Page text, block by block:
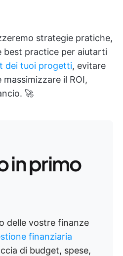
strategie pratiche,
best practice per aiutarti
dei tuoi progetti, evitare
il ROI,
🚀
in primo
delle vostre finanze
finanziaria
di budget, spese,